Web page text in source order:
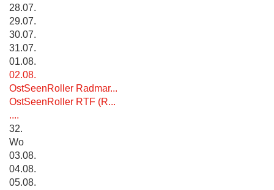
28.07.
29.07.
30.07.
31.07.
01.08.
02.08.
OstSeenRoller Radmar...
OstSeenRoller RTF (R...
....
32.
Wo
03.08.
04.08.
05.08.